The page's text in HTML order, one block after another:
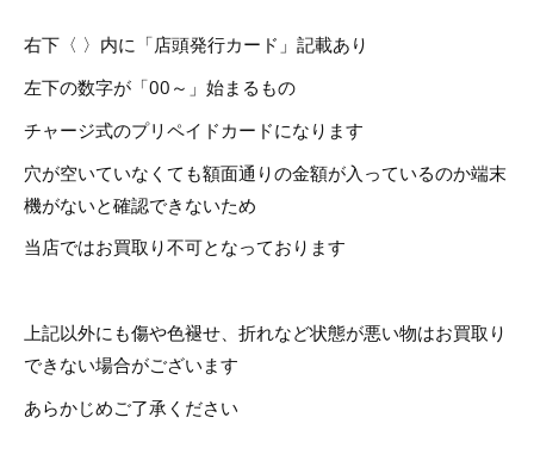
右下〈 〉内に「店頭発行カード」記載あり
左下の数字が「00～」始まるもの
チャージ式のプリペイドカードになります
穴が空いていなくても額面通りの金額が入っているのか端末
機がないと確認できないため
当店ではお買取り不可となっております
上記以外にも傷や色褪せ、折れなど状態が悪い物はお買取り
できない場合がございます
あらかじめご了承ください